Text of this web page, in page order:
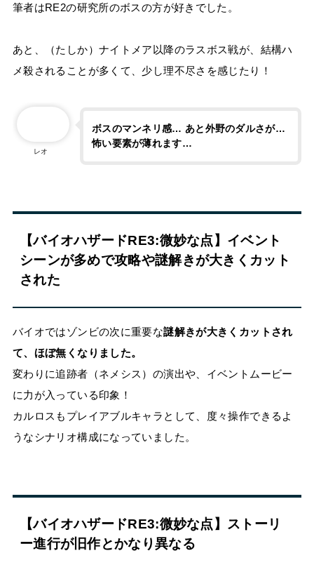
筆者はRE2の研究所のボスの方が好きでした。
あと、（たしか）ナイトメア以降のラスボス戦が、結構ハ
メ殺されることが多くて、少し理不尽さを感じたり！
レオ
ボスのマンネリ感… あと外野のダルさが…
怖い要素が薄れます…
【バイオハザードRE3:微妙な点】イベント
シーンが多めで攻略や謎解きが大きくカット
された
バイオではゾンビの次に重要な謎解きが大きくカットされ
て、ほぼ無くなりました。
変わりに追跡者（ネメシス）の演出や、イベントムービー
に力が入っている印象！
カルロスもプレイアブルキャラとして、度々操作できるよ
うなシナリオ構成になっていました。
【バイオハザードRE3:微妙な点】ストーリ
ー進行が旧作とかなり異なる